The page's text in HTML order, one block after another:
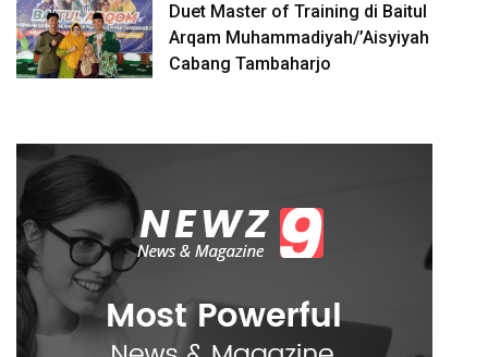
Duet Master of Training di Baitul
Arqam Muhammadiyah/’Aisyiyah
Cabang Tambaharjo